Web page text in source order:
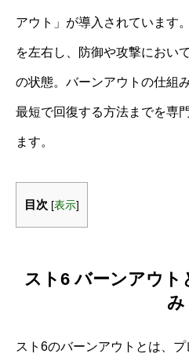
アウト」が導入されています
を左右し、防御や攻撃におい
の状態。バーンアウトの仕組
最短で回復する方法までを専
ます。
目次 [表示]
スト6 バーンアウト
み
スト6のバーンアウトとは、